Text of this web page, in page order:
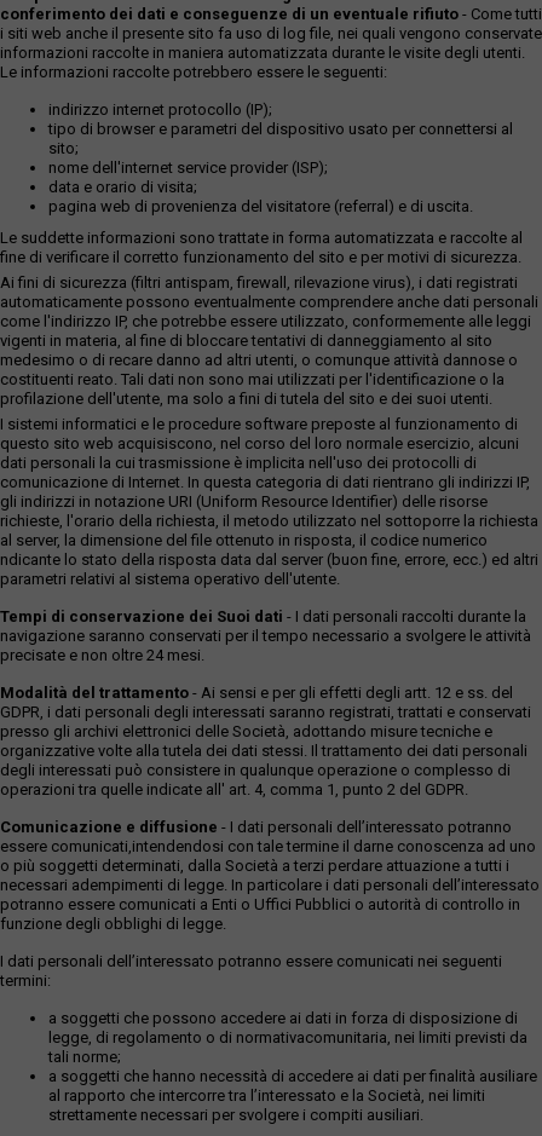
conferimento dei dati e conseguenze di un eventuale rifiuto - Come tutti
i siti web anche il presente sito fa uso di log file, nei quali vengono conservate
informazioni raccolte in maniera automatizzata durante le visite degli utenti.
Le informazioni raccolte potrebbero essere le seguenti:
indirizzo internet protocollo (IP);
tipo di browser e parametri del dispositivo usato per connettersi al
sito;
nome dell'internet service provider (ISP);
data e orario di visita;
pagina web di provenienza del visitatore (referral) e di uscita.
Le suddette informazioni sono trattate in forma automatizzata e raccolte al
fine di verificare il corretto funzionamento del sito e per motivi di sicurezza.
Ai fini di sicurezza (filtri antispam, firewall, rilevazione virus), i dati registrati
automaticamente possono eventualmente comprendere anche dati personali
come l'indirizzo IP, che potrebbe essere utilizzato, conformemente alle leggi
vigenti in materia, al fine di bloccare tentativi di danneggiamento al sito
medesimo o di recare danno ad altri utenti, o comunque attività dannose o
costituenti reato. Tali dati non sono mai utilizzati per l'identificazione o la
profilazione dell'utente, ma solo a fini di tutela del sito e dei suoi utenti.
I sistemi informatici e le procedure software preposte al funzionamento di
questo sito web acquisiscono, nel corso del loro normale esercizio, alcuni
dati personali la cui trasmissione è implicita nell'uso dei protocolli di
comunicazione di Internet. In questa categoria di dati rientrano gli indirizzi IP,
gli indirizzi in notazione URI (Uniform Resource Identifier) delle risorse
richieste, l'orario della richiesta, il metodo utilizzato nel sottoporre la richiesta
al server, la dimensione del file ottenuto in risposta, il codice numerico
ndicante lo stato della risposta data dal server (buon fine, errore, ecc.) ed altri
parametri relativi al sistema operativo dell'utente.
Tempi di conservazione dei Suoi dati - I dati personali raccolti durante la
navigazione saranno conservati per il tempo necessario a svolgere le attività
precisate e non oltre 24 mesi.
Modalità del trattamento - Ai sensi e per gli effetti degli artt. 12 e ss. del
GDPR, i dati personali degli interessati saranno registrati, trattati e conservati
presso gli archivi elettronici delle Società, adottando misure tecniche e
organizzative volte alla tutela dei dati stessi. Il trattamento dei dati personali
degli interessati può consistere in qualunque operazione o complesso di
operazioni tra quelle indicate all' art. 4, comma 1, punto 2 del GDPR.
Comunicazione e diffusione - I dati personali dell’interessato potranno
essere comunicati,intendendosi con tale termine il darne conoscenza ad uno
o più soggetti determinati, dalla Società a terzi perdare attuazione a tutti i
necessari adempimenti di legge. In particolare i dati personali dell’interessato
potranno essere comunicati a Enti o Uffici Pubblici o autorità di controllo in
funzione degli obblighi di legge.
I dati personali dell’interessato potranno essere comunicati nei seguenti
termini:
a soggetti che possono accedere ai dati in forza di disposizione di
legge, di regolamento o di normativacomunitaria, nei limiti previsti da
tali norme;
a soggetti che hanno necessità di accedere ai dati per finalità ausiliare
al rapporto che intercorre tra l’interessato e la Società, nei limiti
strettamente necessari per svolgere i compiti ausiliari.